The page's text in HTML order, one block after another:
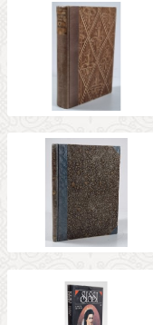
PODEPSANÉ
VYDÁNO V LETECH
MAXIMÁLNÍ CENA
ZOBRAZOVAT KVALITU